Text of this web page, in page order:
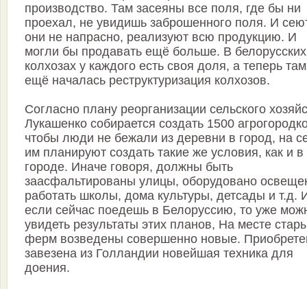
производство. Там засеяны все поля, где бы ни
проехал, не увидишь заброшенного поля. И
они не напрасно, реализуют всю продукцию. И
могли бы продавать ещё больше. В белорусских
колхозах у каждого есть своя доля, а теперь там
ещё началась реструктуризация колхозов.
Согласно плану реорганизации сельского
Лукашенко собирается создать 1500
чтобы люди не бежали из деревни в город, на
им планируют создать такие же условия, как и в
городе. Иначе говоря, должны быть
заасфальтированы улицы, оборудовано
работать школы, дома культуры, детсады и т.д.
если сейчас поедешь в Белоруссию, то уже
увидеть результаты этих планов, На месте
ферм возведены совершенно новые.
завезена из Голландии новейшая техника для
доения.